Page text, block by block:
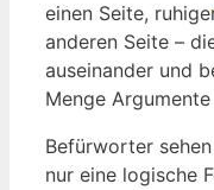
einen Seite,
anderen Seite –
auseinander und
Menge
Befürworter
nur eine logische